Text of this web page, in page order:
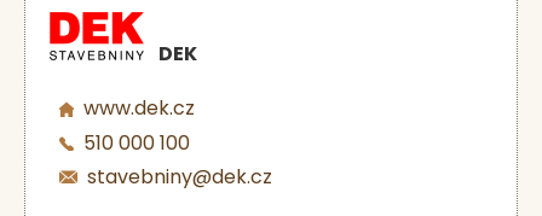
DEK
www.dek.cz
510 000 100
stavebniny@dek.cz